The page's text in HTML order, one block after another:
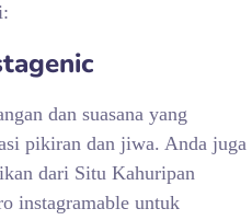
dan suasana yang
pikiran dan jiwa. Anda juga
dari Situ Kahuripan
instagramable untuk